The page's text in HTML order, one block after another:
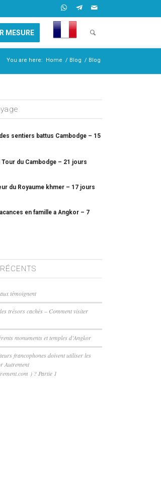
MESURE
You are here: Home / Blog / Blog
sentiers battus Cambodge – 15
Tour du Cambodge – 21 jours
du Royaume khmer – 17 jours
en famille a Angkor – 7
témoignent
trésors cachés – Comment visiter
monuments et temples d’Angkor
francophones doivent utiliser les
Autrement
) ? Partie 1